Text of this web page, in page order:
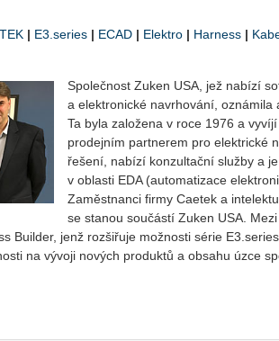
| E3.series | ECAD | Elektro | Harness |
Společnost Zuken USA, jež nabízí
a elektronické navrhování, oznámila
Ta byla založena v roce 1976 a
prodejním partnerem pro elektrické
řešení, nabízí konzultační služby a
v oblasti EDA (automatizace
Zaměstnanci firmy Caetek a
se stanou součástí Zuken USA.
Builder, jenž rozšiřuje možnosti série
na vývoji nových produktů a obsahu úzce